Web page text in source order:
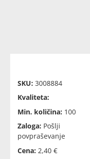
SKU: 3008884
Kvaliteta:
Min. količina: 100
Zaloga: Pošlji
povpraševanje
Cena: 2,40 €